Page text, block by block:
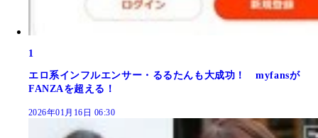
1
エロ系インフルエンサー・るるたんも大成功！ myfansが
FANZAを超える！
2026年01月16日 06:30